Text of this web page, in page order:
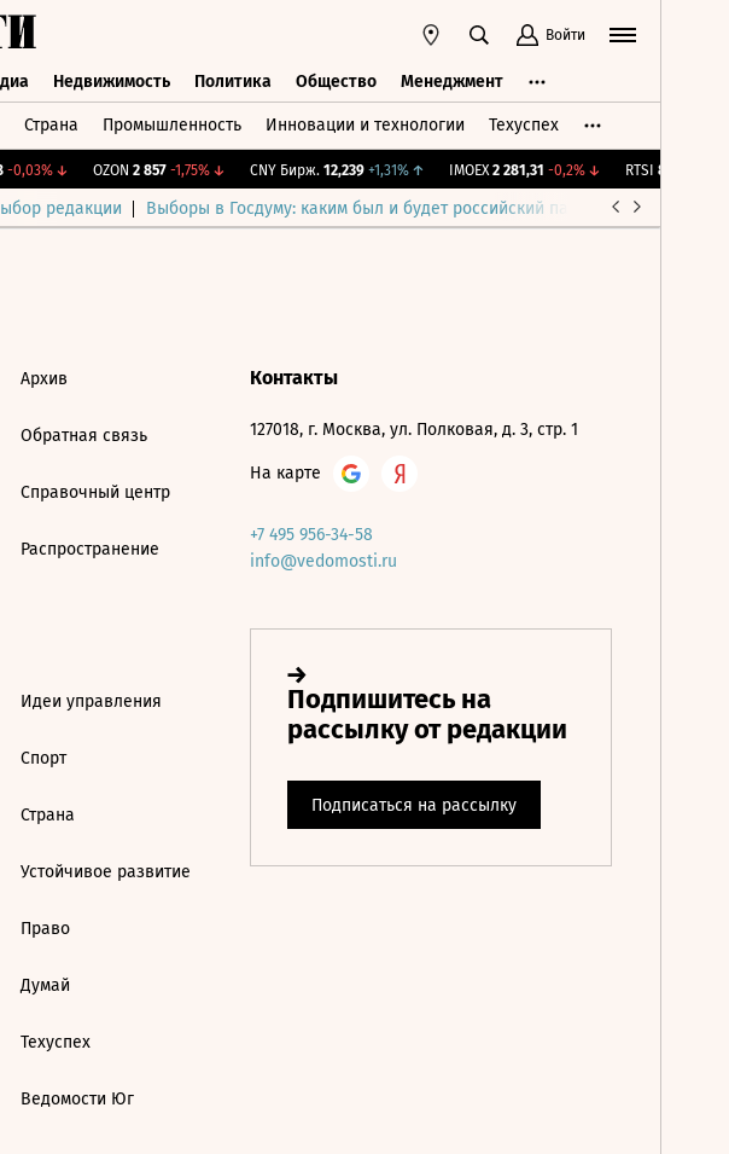
Войти
Недвижимость Политика Общество Менеджмент
Страна Промышленность Инновации и технологии Техуспех
↓ OZON 2 857 -1,75%↓ CNY Бирж. 12,239 +1,31%↑ IMOEX 2 281,31 -0,2%↓ RTSI 874,64
редакции Выборы в Госдуму: каким был и будет российский парламент
Архив
Обратная связь
Справочный центр
Распространение
Идеи управления
Спорт
Страна
Устойчивое развитие
Право
Думай
Техуспех
Ведомости Юг
Контакты
127018, г. Москва, ул. Полковая, д. 3, стр. 1
На карте
+7 495 956-34-58
info@vedomosti.ru